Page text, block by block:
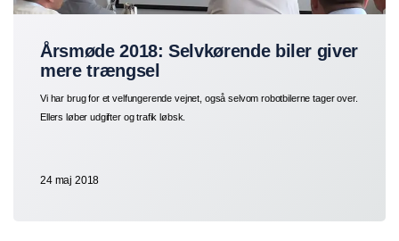
Årsmøde 2018: Selvkørende biler giver
mere trængsel
Vi har brug for et velfungerende vejnet, også selvom robotbilerne tager over.
Ellers løber udgifter og trafik løbsk.
24 maj 2018